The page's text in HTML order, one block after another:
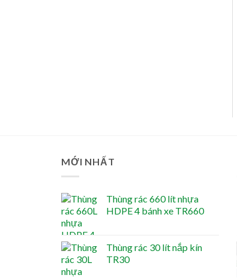
MỚI NHẤT
Thùng rác 660 lít nhựa
HDPE 4 bánh xe TR660
Thùng rác 30 lít nắp kín
TR30